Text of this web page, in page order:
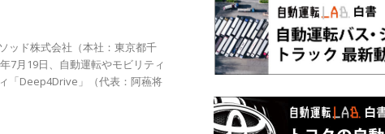
運
ッド株式会社（本社：東京都千
7月19日、自動運転やモビリティ
「Deep4Drive」（代表：阿蘓将